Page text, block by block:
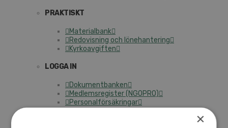
PRAKTISKT
Materialbank
Redovisning och lönehantering
Kyrkoavgiften
LOGGA IN
Dokumentbanken
Medlemsregister (NGOPRO)
Personalförsäkringar
×